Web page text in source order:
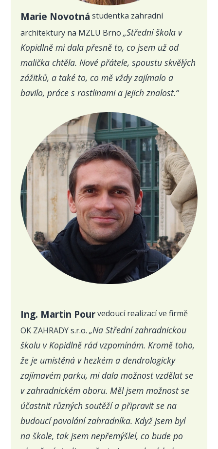
Marie Novotná studentka zahradní
architektury na MZLU Brno„Střední škola v
Kopidlně mi dala přesně to, co jsem už od
malička chtěla. Nové přátele, spoustu skvělých
zážitků, a také to, co mě vždy zajímalo a
bavilo, práce s rostlinami a jejich znalost.“
Ing. Martin Pourvedoucí realizací ve firmě
OK ZAHRADY s.r.o.„Na Střední zahradnickou
školu v Kopidlně rád vzpomínám. Kromě toho,
že je umístěná v hezkém a dendrologicky
zajímavém parku, mi dala možnost vzdělat se
v zahradnickém oboru. Měl jsem možnost se
účastnit různých soutěží a připravit se na
budoucí povolání zahradníka. Když jsem byl
na škole, tak jsem nepřemýšlel, co bude po